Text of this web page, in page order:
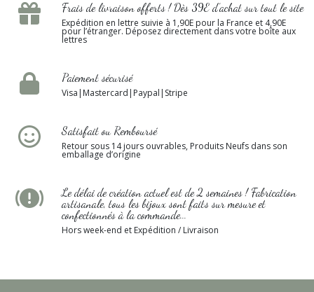
Frais de livraison offerts ! Dès 39E d’achat sur tout le site
Expédition en lettre suivie à 1,90E pour la France et 4,90E
pour l’étranger. Déposez directement dans votre boîte aux
lettres
Paiement sécurisé
Visa|Mastercard|Paypal|Stripe
Satisfait ou Remboursé
Retour sous 14 jours ouvrables, Produits Neufs dans son
emballage d’origine
Le délai de création actuel est de 2 semaines ! Fabrication
artisanale, tous les bijoux sont faits sur mesure et
confectionnés à la commande...
Hors week-end et Expédition / Livraison